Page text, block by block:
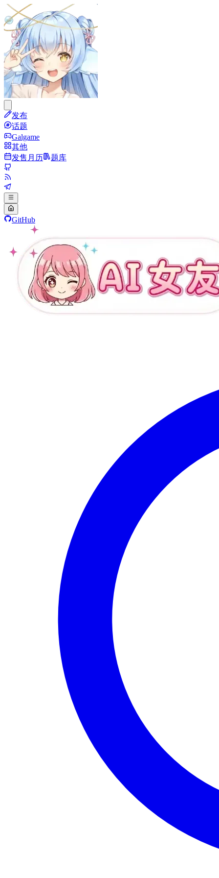
发布
话题
Galgame
其他
发售月历
题库
GitHub